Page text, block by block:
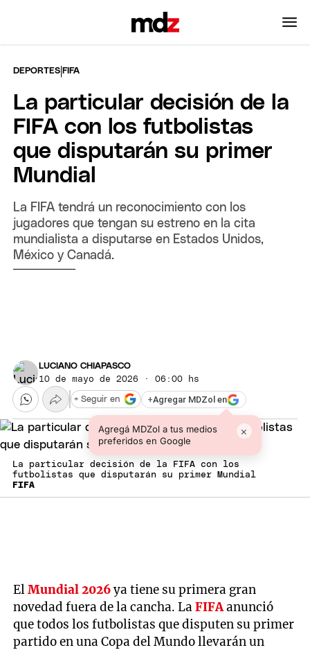
DEPORTES |FIFA
La particular decisión de la
FIFA con los futbolistas
que disputarán su primer
Mundial
La FIFA tendrá un reconocimiento con los
jugadores que tengan su estreno en la cita
mundialista a disputarse en Estados Unidos,
México y Canadá.
LUCIANO CHIAPASCO
10 de mayo de 2026 · 06:00 hs
+Agregar MDZol en
Agregá MDZol a tus medios
preferidos en Google
×
+ Seguir en
La particular decisión de la FIFA con los
futbolistas que disputarán su primer Mundial
FIFA
ElMundial 2026ya tiene su primera gran
novedad fuera de la cancha. LaFIFAanunció
que todos los futbolistas que disputen su primer
partido en una Copa del Mundo llevarán un